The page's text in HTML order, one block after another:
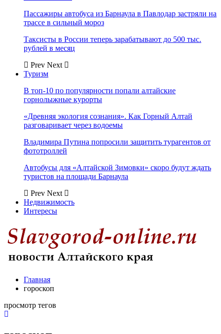
Пассажиры автобуса из Барнаула в Павлодар застряли на
трассе в сильный мороз
Таксисты в России теперь зарабатывают до 500 тыс.
рублей в месяц
Prev Next
Туризм
В топ-10 по популярности попали алтайские
горнолыжные курорты
«Древняя экология сознания». Как Горный Алтай
разговаривает через водоемы
Владимира Путина попросили защитить турагентов от
фототроллей
Автобусы для «Алтайской Зимовки» скоро будут ждать
туристов на площади Барнаула
Prev Next
Недвижимость
Интересы
Главная
гороскоп
просмотр тегов